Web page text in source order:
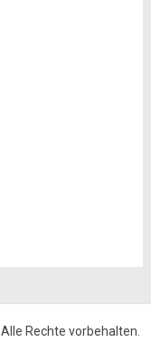
. Alle Rechte vorbehalten.